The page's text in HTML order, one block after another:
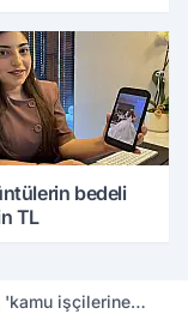
bedeli
TL
'kamu işçilerine